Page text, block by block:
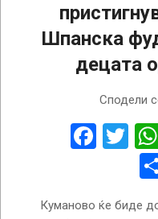
Шпанска
децата
Сподели
Куманово ќе биде